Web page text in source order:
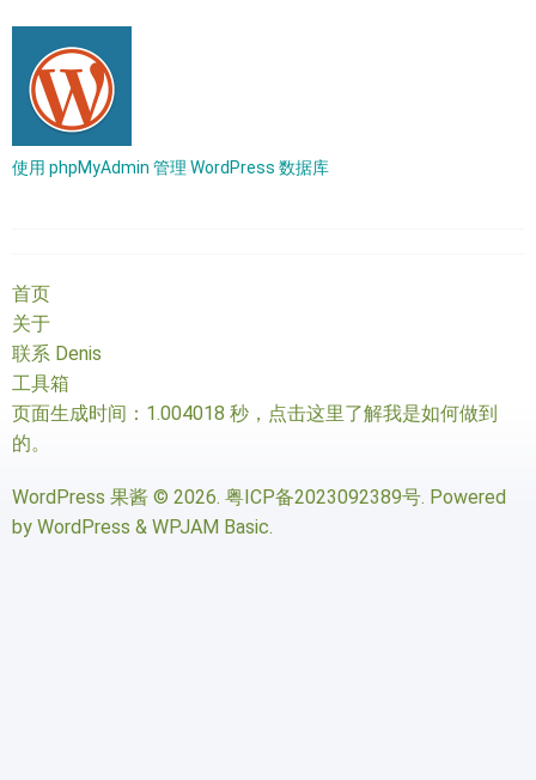
使用 phpMyAdmin 管理 WordPress 数据库
首页
关于
联系 Denis
工具箱
页面生成时间：1.004018 秒， 点击这里了解我是如何做到
的。
WordPress 果酱 © 2026. 粤ICP备2023092389号. Powered
by WordPress & WPJAM Basic.